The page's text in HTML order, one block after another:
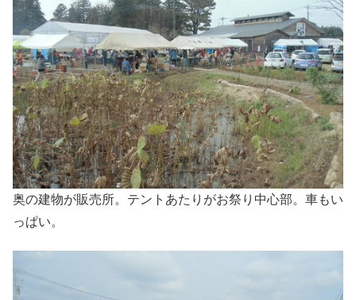
奥の建物が販売所。テントあたりがお祭り中心部。車もい
っぱい。